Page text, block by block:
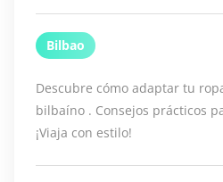
Bilbao
Descubre cómo adaptar tu
bilbaíno . Consejos prácticos
¡Viaja con estilo!